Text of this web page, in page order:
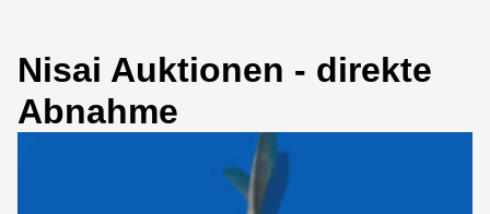
Nisai Auktionen - direkte
Abnahme